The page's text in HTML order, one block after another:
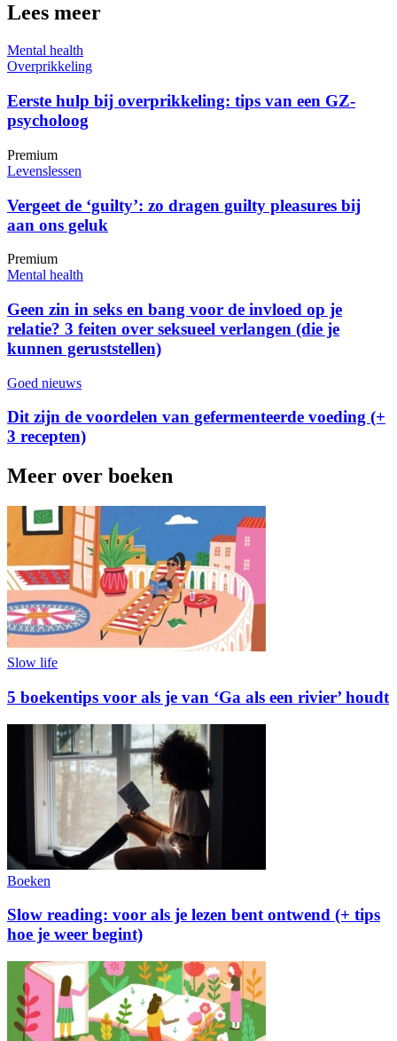
Lees meer
Mental health
Overprikkeling
Eerste hulp bij overprikkeling: tips van een GZ-
psycholoog
Premium
Levenslessen
Vergeet de ‘guilty’: zo dragen guilty pleasures bij
aan ons geluk
Premium
Mental health
Geen zin in seks en bang voor de invloed op je
relatie? 3 feiten over seksueel verlangen (die je
kunnen geruststellen)
Goed nieuws
Dit zijn de voordelen van gefermenteerde voeding (+
3 recepten)
Meer over boeken
Slow life
5 boekentips voor als je van ‘Ga als een rivier’ houdt
Boeken
Slow reading: voor als je lezen bent ontwend (+ tips
hoe je weer begint)